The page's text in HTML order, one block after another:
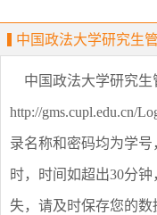
中国政法大学研究生
中国政法大学研究生
http://gms.cupl.edu.cn/
录名称和密码均为学
时，时间如超出30分
失，请及时保存您的数